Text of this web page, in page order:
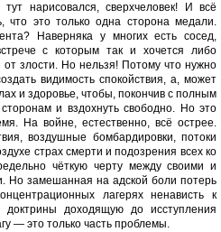
нарисовался, сверхчеловек! И всё
это только одна сторона медали.
Наверняка у многих есть сосед,
с которым так и хочется либо
злости. Но нельзя! Потому что нужно
видимость спокойствия, а, может
и здоровье, чтобы, покончив с полным
и вздохнуть свободно. Но это
На войне, естественно, всё острее.
воздушные бомбардировки, потоки
страх смерти и подозрения всех ко
чёткую черту между своими и
Но замешанная на адской боли потерь
лагерях ненависть к
доктрины доходящую до исступления
— это только часть проблемы.